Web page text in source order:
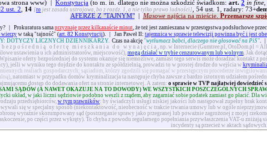
strona www) | Konstytucja (to m. in. dlatego nie można szkodzić świadkom: art. 2 in fine
ust. 2 14 [to jest zasada ustrojowa, bo z rozdz. 1, a nie tylko prawo ludności] , 54 ust. 1, radary: 73+
AFERZE Z "TAJNYM"| Masowenajścia na mieście. Przemarsze
Prokuratura sama przyznaje przez kilkanaście minut, że też jest zamieszana w przestępstwa podsłuchowe
wierzyw taką "tajność" (art. 82 Konstytucji). Jan Paweł II: tajemnica w sprawie telewizji powinna być i jest
DOTYCZY LICZNYCH DZIENNIKARZY. Czas na akcję "wytłumacz babci, dlaczego nie głosować na PiS".
bezpośrednią ofertę mieszkania do wynajęcia , np. w Internecie (Gumtree.pl, OtoDom.pl =
ustawienia u ich administratorów, miejscowość),mogą działać w trybie cenzurowanym lub wolnym. Jak
oferty bezpośredniej do systemu okazuje się niemożliwe, zamiast tego serwis może doradzać kontakt z
jeśli w wyniku tego dojdzie do kontaktu ze spółdzielnią, prowadzi to w prostej drodze do wejścia w
realiach gospodarczych; sąsiadom, którzy zgodzili się pomagać w przestępczym procederze
, natomiast w przypadku domów kryminalizacja ta następuje chyba zawsze z bardzo istotnym udziałem
dostęp do dodawania ofert na stronie internetowej. A zatem: o sprawie w TVP najłatwiej dowiedzieć
SĄDÓW (A NAWET OKAZUJE NA TO DOWODY) WE WSZYSTKICH POSZCZEGÓLNYCH
układ, w jaki liczni sędziowie podobno weszli z rządem, aby zagarniać sobie podatek zamiast go płacić.
przedsiębiorców, w tym prawników: by świadczyli usługi niskiej jakości lub następował zupełny brak
się w specjalny sposób (niekontaktowość, nieobecność w trakcie trwania umowy lub w ogóle
wyraźnie skorumpowany sąd (postrzeganie sprawy jako przegranej lub poważnie zagrożonej z mojej
po części przez wykręty). To chyba z powodu regularnego popełniania przywłaszczenia VAT-u
incydenty są przecież w aktach sądowych.